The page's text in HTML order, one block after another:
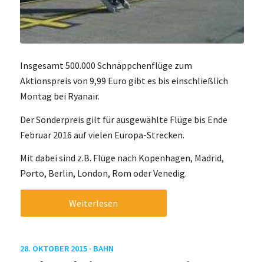
Insgesamt 500.000 Schnäppchenflüge zum
Aktionspreis von 9,99 Euro gibt es bis einschließlich
Montag bei Ryanair.
Der Sonderpreis gilt für ausgewählte Flüge bis Ende
Februar 2016 auf vielen Europa-Strecken.
Mit dabei sind z.B. Flüge nach Kopenhagen, Madrid,
Porto, Berlin, London, Rom oder Venedig.
Weiterlesen
28. OKTOBER 2015 · BAHN